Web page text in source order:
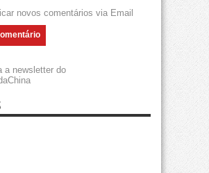
novos comentários via Email
a newsletter do